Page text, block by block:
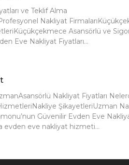
ve Teklif Alma
Nakliyat
Asansörlü ve
Eve Nakliyat Fiyatları...
Nakliyat Fiyatları
ŞikayetleriUzman
Güvenilir Evden Eve
evden eve nakliyat hizmeti...